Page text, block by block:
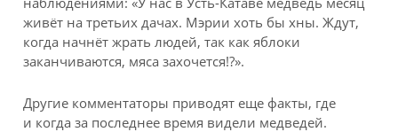
живёт на третьих дачах. Мэрии хоть бы хны. Ждут,
когда начнёт жрать людей, так как яблоки
заканчиваются, мяса захочется!?».
Другие комментаторы приводят еще факты, где
и когда за последнее время видели медведей.